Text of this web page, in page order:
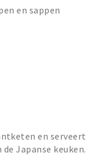
en sappen
en serveert
Japanse keuken.